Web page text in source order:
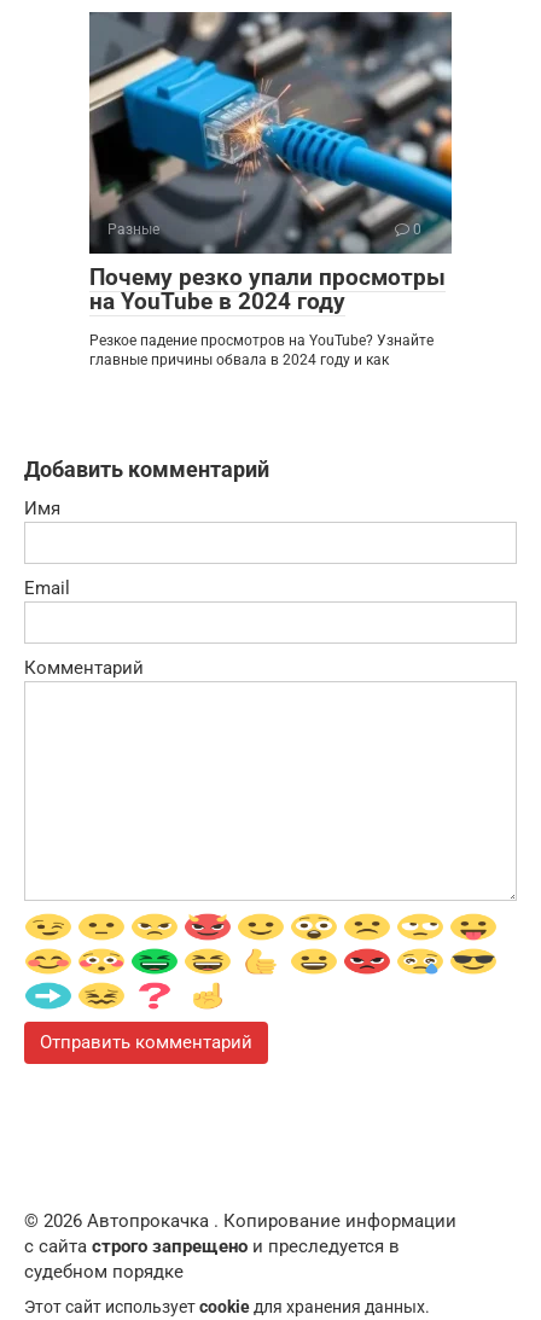
Разные 0
Почему резко упали просмотры
на YouTube в 2024 году
Резкое падение просмотров на YouTube? Узнайте
главные причины обвала в 2024 году и как
Добавить комментарий
Имя
Email
Комментарий
© 2026 Автопрокачка . Копирование информации
с сайта строго запрещено и преследуется в
судебном порядке
Этот сайт используетcookie для хранения данных.